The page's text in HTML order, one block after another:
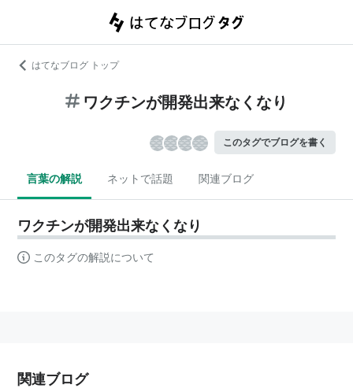
はてなブログ トップ
ワクチンが開発出来なくなり
このタグでブログを書く
言葉の解説 ネットで話題 関連ブログ
ワクチンが開発出来なくなり
このタグの解説について
関連ブログ